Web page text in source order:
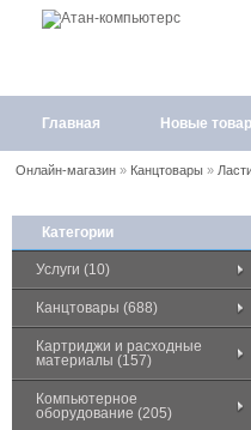
Главная Новые
Онлайн-магазин» Канцтовары»
Категории
Услуги (10)
Канцтовары (688)
Картриджи и расходные
материалы (157)
Компьютерное
оборудование (205)